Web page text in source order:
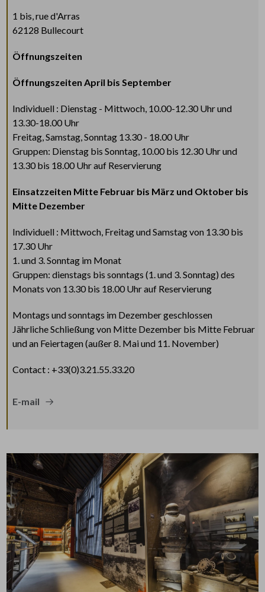
1 bis, rue d'Arras
62128 Bullecourt
Öffnungszeiten
Öffnungszeiten April bis September
Individuell : Dienstag - Mittwoch, 10.00-12.30 Uhr und
13.30-18.00 Uhr
Freitag, Samstag, Sonntag 13.30 - 18.00 Uhr
Gruppen: Dienstag bis Sonntag, 10.00 bis 12.30 Uhr und
13.30 bis 18.00 Uhr auf Reservierung
Einsatzzeiten Mitte Februar bis März und Oktober bis
Mitte Dezember
Individuell : Mittwoch, Freitag und Samstag von 13.30 bis
17.30 Uhr
1. und 3. Sonntag im Monat
Gruppen: dienstags bis sonntags (1. und 3. Sonntag) des
Monats von 13.30 bis 18.00 Uhr auf Reservierung
Montags und sonntags im Dezember geschlossen
Jährliche Schließung von Mitte Dezember bis Mitte Februar
und an Feiertagen (außer 8. Mai und 11. November)
Contact : +33(0)3.21.55.33.20
E-mail